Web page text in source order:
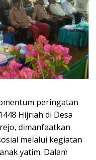
peringatan
Hijriah di Desa
dimanfaatkan
melalui kegiatan
yatim. Dalam